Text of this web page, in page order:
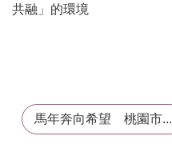
g
共融」的環境
馬年奔向希望 桃園市...